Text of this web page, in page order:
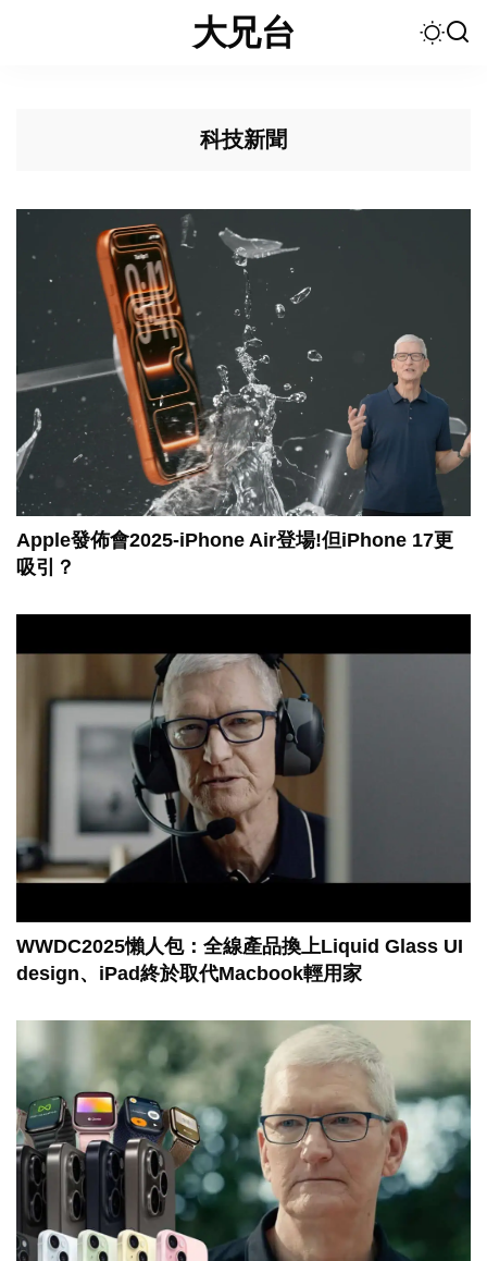
大兄台
科技新聞
Apple發佈會2025-iPhone Air登場!但iPhone 17更
吸引？
WWDC2025懶人包：全線產品換上Liquid Glass UI
design、iPad終於取代Macbook輕用家